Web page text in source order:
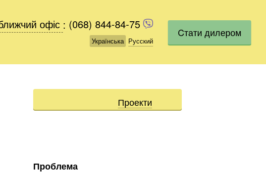
офіс (068) 844-84-75
Українська Русский
офіс : (068) 844-84-75
Українська Русский
Cтати дилером
Проекти
Проблема